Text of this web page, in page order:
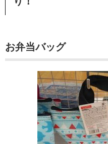
お弁当バッグ